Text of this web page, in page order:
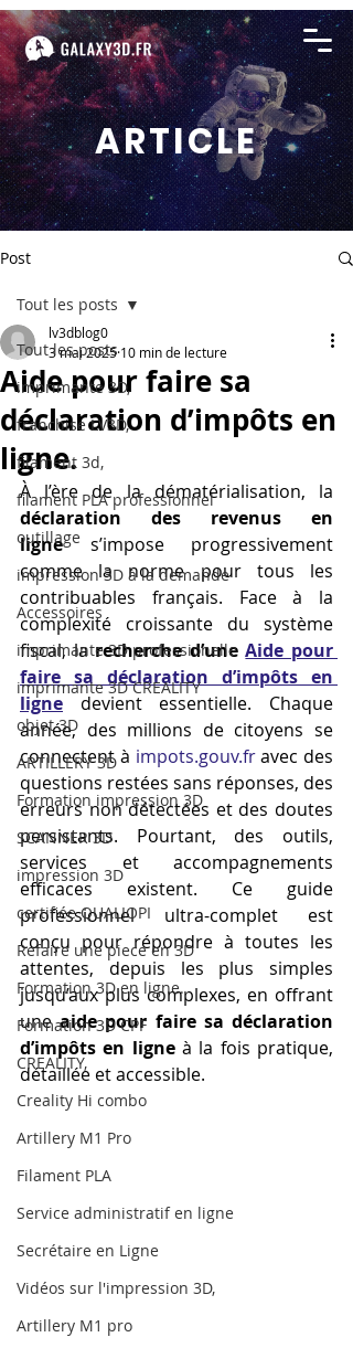
ARTICLE
Post
Tout les posts
imprimante 3D,
franchise LV3D,
filament 3d,
filament PLA professionnel
outillage
impression 3D à la demande
Accessoires
imprimante 3D professionelle
imprimante 3D CREALITY
objet 3D
ARTILLERY 3D
Formation impression 3D
SCANNER 3D
impression 3D
certifiée QUALIOPI
Refaire une piece en 3D
Formation 3D en ligne.
Formation 3D CPF
CREALITY,
Creality Hi combo
Artillery M1 Pro
Filament PLA
Service administratif en ligne
Secrétaire en Ligne
Vidéos sur l'impression 3D,
Artillery M1 pro
Tout les posts
Aide pour faire sa
déclaration d’impôts en
ligne.
lv3dblog0
3 mai 2025 10 min de lecture
déclaration des revenus en
ligne s’impose progressivement
comme la norme pour tous les
contribuables français. Face à la
complexité croissante du système
fiscal, la recherche d’une Aide pour
faire sa déclaration d’impôts en
ligne devient essentielle. Chaque
année, des millions de citoyens se
connectent à impots.gouv.fr avec des
questions restées sans réponses, des
erreurs non détectées et des doutes
persistants. Pourtant, des outils,
services et accompagnements
efficaces existent. Ce guide
professionnel ultra-complet est
conçu pour répondre à toutes les
attentes, depuis les plus simples
jusqu’aux plus complexes, en offrant
une aide pour faire sa déclaration
d’impôts en ligne à la fois pratique,
détaillée et accessible.